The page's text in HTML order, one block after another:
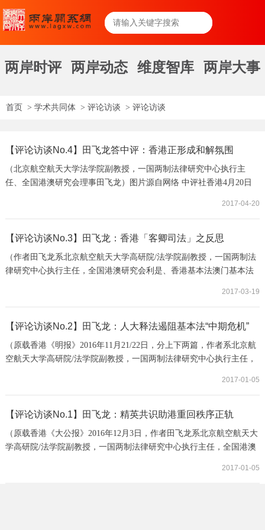
两岸时评 两岸动态 维度智库 两岸大事
首页 > 学术共同体 > 评论访谈 > 评论访谈
【评论访谈No.4】田飞龙答中评：香港正形成和解氛围
（北京航空航天大学法学院副教授，一国两制法律研究中心执行主
任、全国港澳研究会理事田飞龙）图片源自网络 中评社香港4月20日
任、全国港澳研究会理事田飞龙对中评社表示，从胡志伟的“特赦
论”及各界反应来看，香港社会正在逐步形成有利...
2017-04-20
【评论访谈No.3】田飞龙：香港「客卿司法」之反思
（作者田飞龙系北京航空航天大学高研院/法学院副教授，一国两制法
律研究中心执行主任，全国港澳研究会利是、香港基本法澳门基本法
分离主义，不利于香港繁荣稳定及《基本法》秩序维护。其中的重要
争议是外籍法官的立场与裁判是否适合维护香港...
2017-03-19
【评论访谈No.2】田飞龙：人大释法遏阻基本法“中期危机”
（原载香港《明报》2016年11月21/22日，分上下两篇，作者系北京航
空航天大学高研院/法学院副教授，一国两制法律研究中心执行主任，
预香港司法程序，阻挠香港法官独立审判。国际媒体则对香港法治与
司法独立的前景持黯淡预期，变相支持香...
2017-01-05
【评论访谈No.1】田飞龙：精英共识助港重回秩序正轨
（原载香港《大公报》2016年12月3日，作者田飞龙系北京航空航天大
学高研院/法学院副教授，一国两制法律研究中心执行主任，全国港澳
2017-01-05